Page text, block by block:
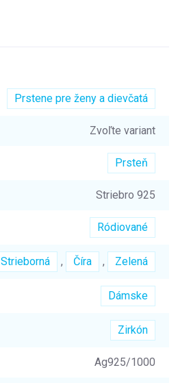
Prstene pre ženy a dievčatá
Zvoľte variant
Prsteň
Striebro 925
Ródiované
Strieborná , Číra , Zelená
Dámske
Zirkón
Ag925/1000